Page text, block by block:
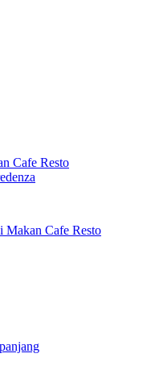
Cafe Resto
Makan Cafe Resto